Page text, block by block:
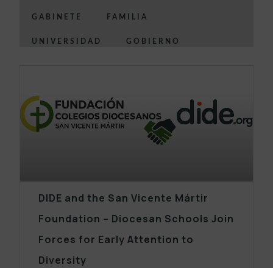
GABINETE FAMILIA
UNIVERSIDAD GOBIERNO
DIDE and the San Vicente Mártir
Foundation – Diocesan Schools Join
Forces for Early Attention to
Diversity